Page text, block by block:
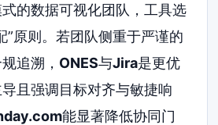
的数据可视化团队，工具选
”原则。若团队侧重于严谨的
追溯， ONES与Jira是更优
且强调目标对齐与敏捷响
能显著降低协同门